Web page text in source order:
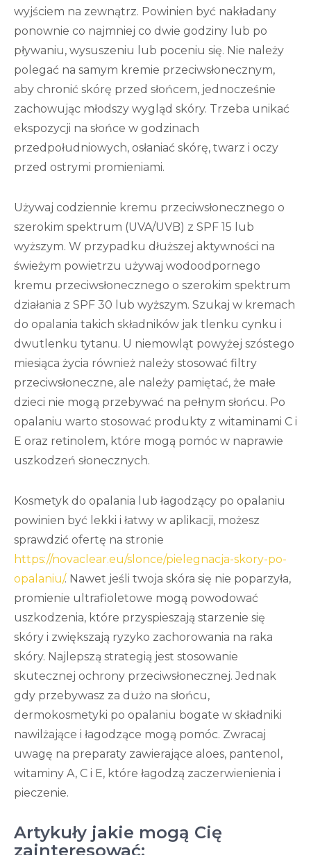
wyjściem na zewnątrz. Powinien być nakładany
ponownie co najmniej co dwie godziny lub po
pływaniu, wysuszeniu lub poceniu się. Nie należy
polegać na samym kremie przeciwsłonecznym,
aby chronić skórę przed słońcem, jednocześnie
zachowując młodszy wygląd skóry. Trzeba unikać
ekspozycji na słońce w godzinach
przedpołudniowych, osłaniać skórę, twarz i oczy
przed ostrymi promieniami.
Używaj codziennie kremu przeciwsłonecznego o
szerokim spektrum (UVA/UVB) z SPF 15 lub
wyższym. W przypadku dłuższej aktywności na
świeżym powietrzu używaj wodoodpornego
kremu przeciwsłonecznego o szerokim spektrum
działania z SPF 30 lub wyższym. Szukaj w kremach
do opalania takich składników jak tlenku cynku i
dwutlenku tytanu. U niemowląt powyżej szóstego
miesiąca życia również należy stosować filtry
przeciwsłoneczne, ale należy pamiętać, że małe
dzieci nie mogą przebywać na pełnym słońcu. Po
opalaniu warto stosować produkty z witaminami C i
E oraz retinolem, które mogą pomóc w naprawie
uszkodzeń słonecznych.
Kosmetyk do opalania lub łagodzący po opalaniu
powinien być lekki i łatwy w aplikacji, możesz
sprawdzić ofertę na stronie
https://novaclear.eu/slonce/pielegnacja-skory-po-
opalaniu/. Nawet jeśli twoja skóra się nie poparzyła,
promienie ultrafioletowe mogą powodować
uszkodzenia, które przyspieszają starzenie się
skóry i zwiększają ryzyko zachorowania na raka
skóry. Najlepszą strategią jest stosowanie
skutecznej ochrony przeciwsłonecznej. Jednak
gdy przebywasz za dużo na słońcu,
dermokosmetyki po opalaniu bogate w składniki
nawilżające i łagodzące mogą pomóc. Zwracaj
uwagę na preparaty zawierające aloes, pantenol,
witaminy A, C i E, które łagodzą zaczerwienienia i
pieczenie.
Artykuły jakie mogą Cię
zainteresować: